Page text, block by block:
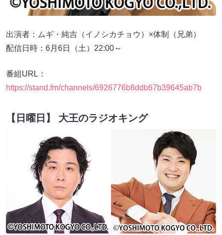
出演者：ムギ・純吉（イノシカチョウ）×体制（兄弟）
配信日時：6月6日（土）22:00～
番組URL：
https://stand.fm/channels/6926776b8ddb67b39645ab7b
【日曜日】 大王のラジオキング